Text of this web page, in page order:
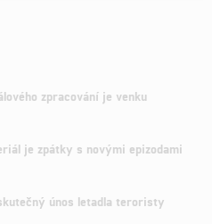
zpracování je venku
je zpátky s novými epizodami
únos letadla teroristy